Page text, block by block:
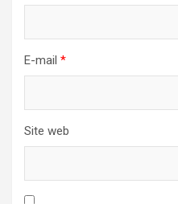
E-mail *
Site web